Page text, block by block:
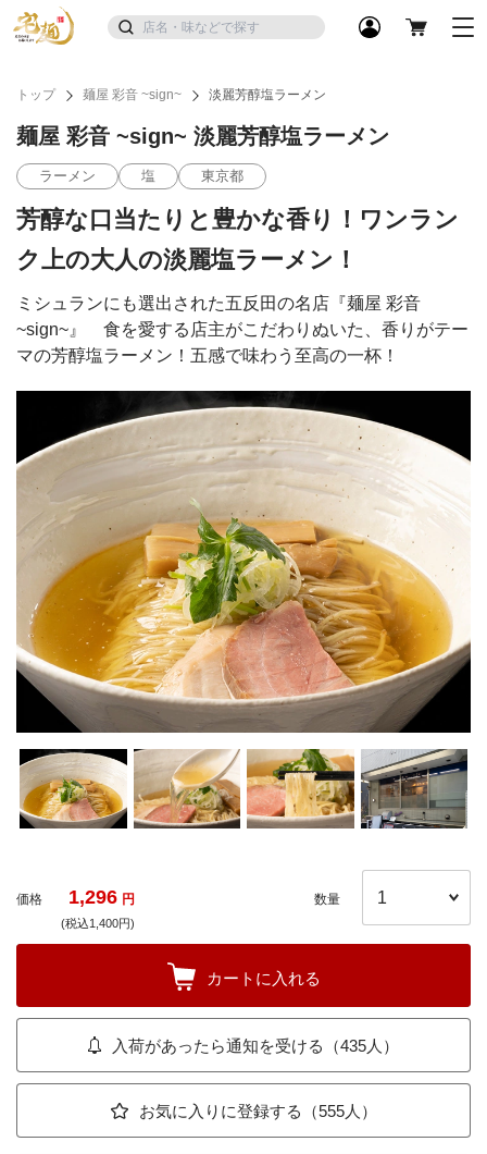
トップ 麺屋 彩音 ~sign~ 淡麗芳醇塩ラーメン
麺屋 彩音 ~sign~ 淡麗芳醇塩ラーメン
ラーメン 塩 東京都
芳醇な口当たりと豊かな香り！ワンラン
ク上の大人の淡麗塩ラーメン！
ミシュランにも選出された五反田の名店『麺屋 彩音
~sign~』 食を愛する店主がこだわりぬいた、香りがテー
マの芳醇塩ラーメン！五感で味わう至高の一杯！
価格 1,296 円
(税込1,400円)
数量
カートに入れる
入荷があったら通知を受ける（435人）
お気に入りに登録する（555人）